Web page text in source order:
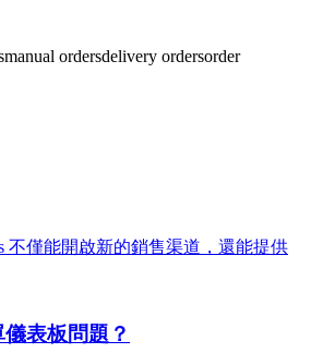
manual ordersdelivery ordersorder
不僅能開啟新的銷售渠道，還能提供
表板問題？